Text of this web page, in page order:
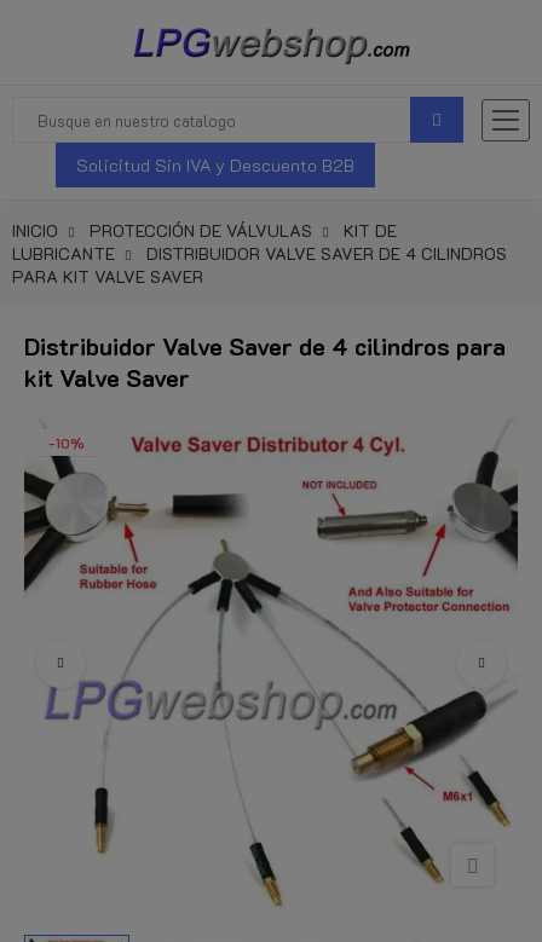
Solicitud Sin IVA y Descuento B2B
INICIO PROTECCIÓN DE VÁLVULAS
KIT DE
LUBRICANTE
DISTRIBUIDOR VALVE SAVER DE 4 CILINDROS
PARA KIT VALVE SAVER
Distribuidor Valve Saver de 4 cilindros para
kit Valve Saver
-10%